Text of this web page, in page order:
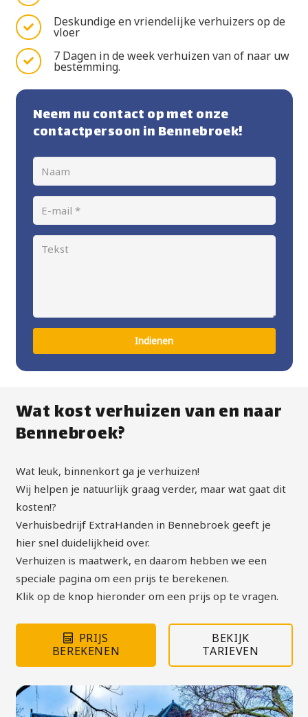
Deskundige en vriendelijke verhuizers op de
vloer
7 Dagen in de week verhuizen van of naar uw
bestemming.
Neem nu contact op met onze
contactpersoon in Bennebroek!
Indienen
Wat kost verhuizen van en naar
Bennebroek?
Wat leuk, binnenkort ga je verhuizen!
Wij helpen je natuurlijk graag verder, maar wat gaat dit
kosten!?
Verhuisbedrijf ExtraHanden in Bennebroek geeft je
hier snel duidelijkheid over.
Verhuizen is maatwerk, en daarom hebben we een
speciale pagina om een prijs te berekenen.
Klik op de knop hieronder om een prijs op te vragen.
PRIJS
BEREKENEN
BEKIJK
TARIEVEN